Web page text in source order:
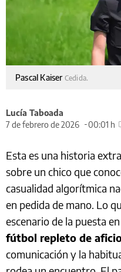
Pascal Kaiser Cedida.
Lucía Taboada
7 de febrero de 2026
00:01 h
Esta es una historia
sobre un chico que
casualidad algorítmica
en pedida de mano. Lo
escenario de la puesta
fútbol repleto de
comunicación y la